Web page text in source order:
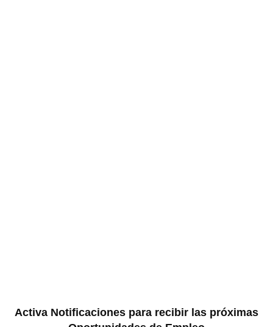
Activa Notificaciones para recibir las próximas